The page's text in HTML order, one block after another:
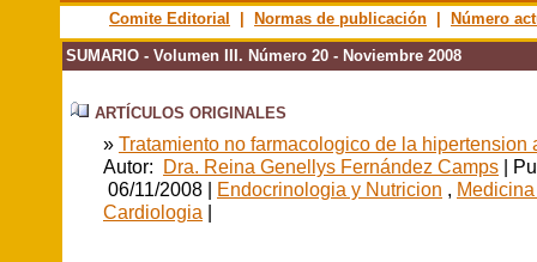
Comite Editorial
Normas de publicación Número
SUMARIO - Volumen III. Número 20 - Noviembre 2008
ARTÍCULOS ORIGINALES
» Tratamiento no farmacologico de la hipertension
Autor: Dra. Reina Genellys Fernández Camps |
06/11/2008 | Endocrinologia y Nutricion ,
Cardiologia |